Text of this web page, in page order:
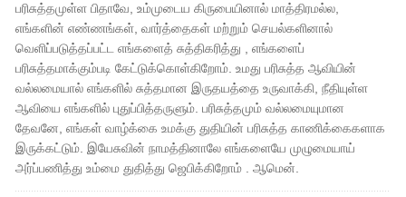
பரிசுத்தமுள்ள பிதாவே, உம்முடைய கிருபையினால் மாத்திரமல்ல,
எங்களின் எண்ணங்கள், வார்த்தைகள் மற்றும் செயல்களினால்
வெளிப்படுத்தப்பட்ட எங்களைத் சுத்திகரித்து , எங்களைப்
பரிசுத்தமாக்கும்படி கேட்டுக்கொள்கிறோம். உமது பரிசுத்த ஆவியின்
வல்லமையால் எங்களில் சுத்தமான இருதயத்தை உருவாக்கி, நீதியுள்ள
ஆவியை எங்களில் புதுப்பித்தருளும். பரிசுத்தமும் வல்லமையுமான
தேவனே, எங்கள் வாழ்க்கை உமக்கு துதியின் பரிசுத்த காணிக்கைகளாக
இருக்கட்டும். இயேசுவின் நாமத்தினாலே எங்களையே முழுமையாய்
அர்ப்பணித்து உம்மை துதித்து ஜெபிக்கிறோம் . ஆமென்.